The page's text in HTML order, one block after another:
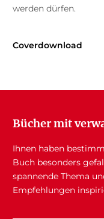
werden dürfen.
Coverdownload
Bücher mit
Ihnen haben
Buch besonders
spannende Thema
Empfehlungen